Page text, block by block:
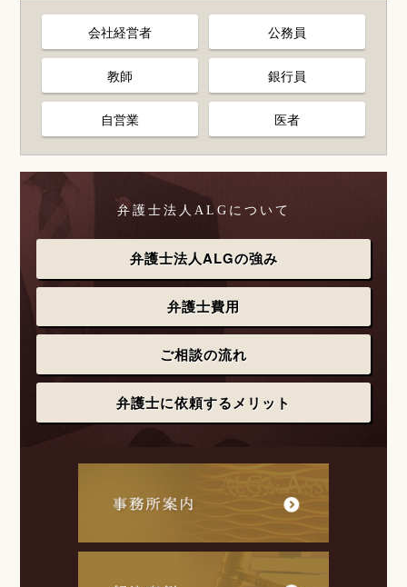
会社経営者 公務員
教師 銀行員
自営業 医者
弁護士法人ALGについて
弁護士法人ALGの強み
弁護士費用
ご相談の流れ
弁護士に依頼するメリット